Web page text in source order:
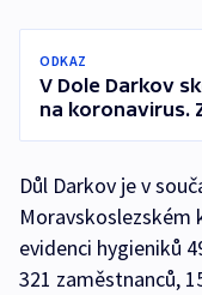
ODKAZ
V Dole Darkov
na koronavirus.
Důl Darkov je v
Moravskoslezském
evidenci hygieniků
321 zaměstnanců,